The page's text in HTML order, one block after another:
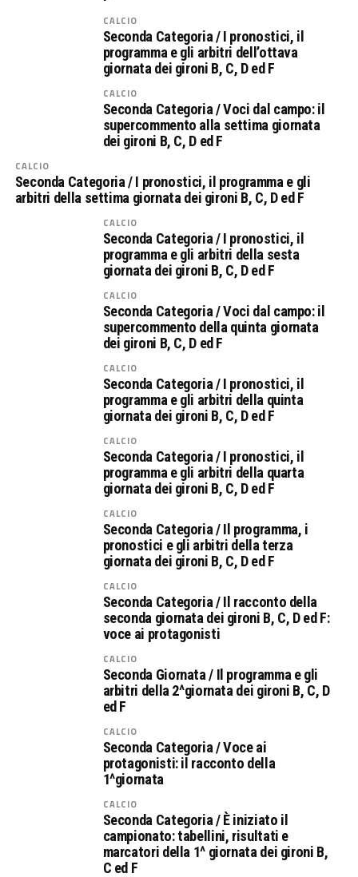
CALCIO
Seconda Categoria / I pronostici, il
programma e gli arbitri dell’ottava
giornata dei gironi B, C, D ed F
CALCIO
Seconda Categoria / Voci dal campo: il
supercommento alla settima giornata
dei gironi B, C, D ed F
CALCIO
Seconda Categoria / I pronostici, il programma e gli
arbitri della settima giornata dei gironi B, C, D ed F
CALCIO
Seconda Categoria / I pronostici, il
programma e gli arbitri della sesta
giornata dei gironi B, C, D ed F
CALCIO
Seconda Categoria / Voci dal campo: il
supercommento della quinta giornata
dei gironi B, C, D ed F
CALCIO
Seconda Categoria / I pronostici, il
programma e gli arbitri della quinta
giornata dei gironi B, C, D ed F
CALCIO
Seconda Categoria / I pronostici, il
programma e gli arbitri della quarta
giornata dei gironi B, C, D ed F
CALCIO
Seconda Categoria / Il programma, i
pronostici e gli arbitri della terza
giornata dei gironi B, C, D ed F
CALCIO
Seconda Categoria / Il racconto della
seconda giornata dei gironi B, C, D ed F:
voce ai protagonisti
CALCIO
Seconda Giornata / Il programma e gli
arbitri della 2^giornata dei gironi B, C, D
ed F
CALCIO
Seconda Categoria / Voce ai
protagonisti: il racconto della
1^giornata
CALCIO
Seconda Categoria / È iniziato il
campionato: tabellini, risultati e
marcatori della 1^ giornata dei gironi B,
C ed F